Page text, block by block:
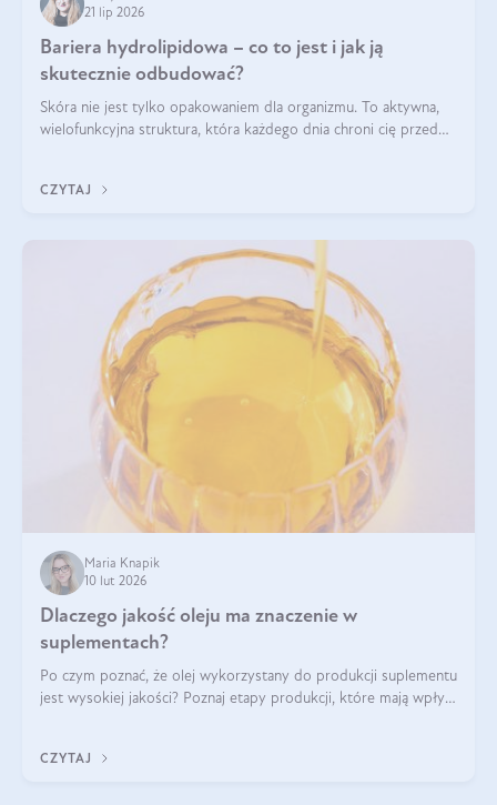
21 lip 2026
Bariera hydrolipidowa – co to jest i jak ją
skutecznie odbudować?
Skóra nie jest tylko opakowaniem dla organizmu. To aktywna,
wielofunkcyjna struktura, która każdego dnia chroni cię przed
bariera hydrolipidowa.
CZYTAJ
Maria Knapik
10 lut 2026
Dlaczego jakość oleju ma znaczenie w
suplementach?
Po czym poznać, że olej wykorzystany do produkcji suplementu
jest wysokiej jakości? Poznaj etapy produkcji, które mają wpływ
CZYTAJ